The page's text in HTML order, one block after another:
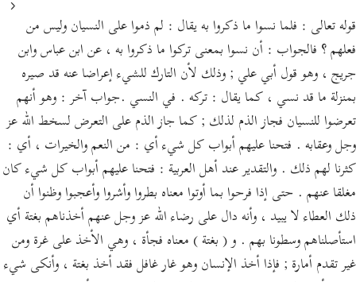
قوله تعالى : فلما نسوا ما ذكروا به يقال : لم ذموا على النسيان وليس من
فعلهم ؟ فالجواب : أن نسوا بمعنى تركوا ما ذكروا به ، عن ابن عباس وابن
جريج ، وهو قول أبي علي ; وذلك لأن التارك للشيء إعراضا عنه قد صيره
بمنزلة ما قد نسي ، كما يقال : تركه . في النسي .جواب آخر : وهو أنهم
تعرضوا للنسيان فجاز الذم لذلك ; كما جاز الذم على التعرض لسخط الله عز
وجل وعقابه . فتحنا عليهم أبواب كل شيء أي : من النعم والخيرات ، أي :
كثرنا لهم ذلك . والتقدير عند أهل العربية : فتحنا عليهم أبواب كل شيء كان
مغلقا عنهم . حتى إذا فرحوا بما أوتوا معناه بطروا وأشروا وأعجبوا وظنوا أن
ذلك العطاء لا يبيد ، وأنه دال على رضاء الله عز وجل عنهم أخذناهم بغتة أي
استأصلناهم وسطونا بهم . و ( بغتة ) معناه فجأة ، وهي الأخذ على غرة ومن
غير تقدم أمارة ; فإذا أخذ الإنسان وهو غار غافل فقد أخذ بغتة ، وأنكى شيء